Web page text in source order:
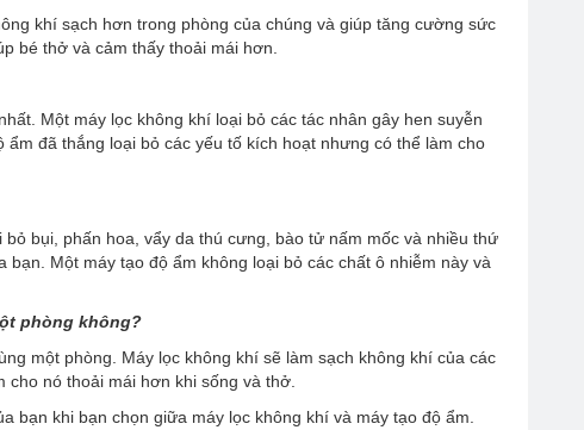
khí sạch hơn trong phòng của chúng và giúp tăng cường sức
bé thở và cảm thấy thoải mái hơn.
Một máy lọc không khí loại bỏ các tác nhân gây hen suyễn
đã thắng loại bỏ các yếu tố kích hoạt nhưng có thể làm cho
bụi, phấn hoa, vẩy da thú cưng, bào tử nấm mốc và nhiều thứ
Một máy tạo độ ẩm không loại bỏ các chất ô nhiễm này và
phòng không?
một phòng. Máy lọc không khí sẽ làm sạch không khí của các
cho nó thoải mái hơn khi sống và thở.
bạn khi bạn chọn giữa máy lọc không khí và máy tạo độ ẩm.